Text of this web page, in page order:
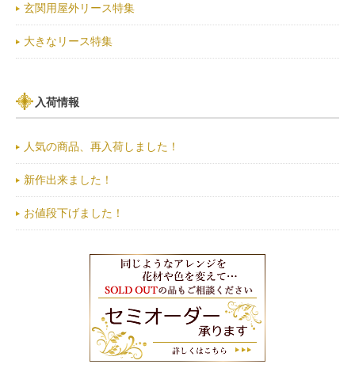
玄関用屋外リース特集
大きなリース特集
入荷情報
人気の商品、再入荷しました！
新作出来ました！
お値段下げました！